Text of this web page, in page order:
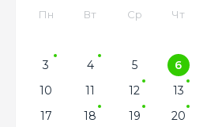
Пн Вт Ср Чт
3
4 5 6
10
11 12 13
17
18 19 20